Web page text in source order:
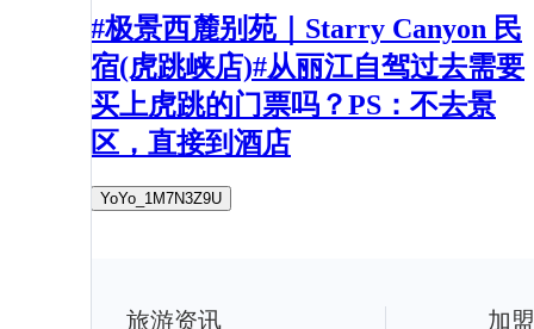
#极景西麓别苑｜Starry Canyon 民
宿(虎跳峡店)#从丽江自驾过去需要
买上虎跳的门票吗？PS：不去景
区，直接到酒店
YoYo_1M7N3Z9U
旅游资讯 加